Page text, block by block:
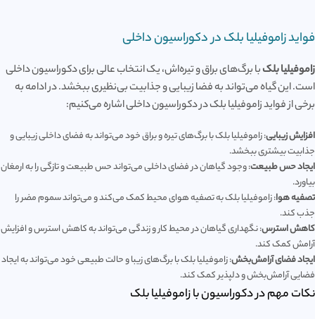
فواید زاموفیلیا بلک در دکوراسیون داخلی
زاموفیلیا بلکبا برگ‌های براق و تیره‌اش، یک انتخاب عالی برای دکوراسیون داخلی
است. این گیاه می‌تواند به فضا زیبایی و جذابیت بی‌نظیری ببخشد. در ادامه به
برخی از فواید زاموفیلیا بلک در دکوراسیون داخلی اشاره می‌کنیم:
افزایش زیبایی: زاموفیلیا بلک با برگ‌های تیره و براق خود می‌تواند به فضای داخلی زیبایی و
جذابیت بیشتری ببخشد.
ایجاد حس طبیعت: وجود گیاهان در فضای داخلی می‌تواند حس طبیعت و تازگی را به ارمغان
بیاورد.
تصفیه هوا: زاموفیلیا بلک به تصفیه هوای محیط کمک می‌کند و می‌تواند سموم مضر را
جذب کند.
کاهش استرس: نگهداری گیاهان در محیط کار و زندگی می‌تواند به کاهش استرس و افزایش
آرامش کمک کند.
ایجاد فضای آرامش‌بخش: زاموفیلیا بلک با برگ‌های زیبا و حالت طبیعی خود می‌تواند به ایجاد
فضایی آرامش‌بخش و دلپذیر کمک کند.
نکات مهم در دکوراسیون با زاموفیلیا بلک